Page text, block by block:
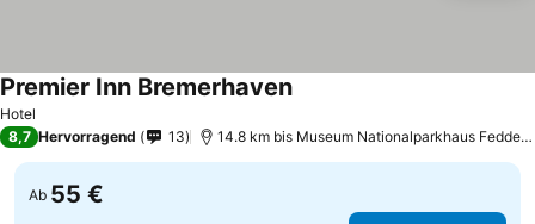
Hotel
Premier Inn BremerhavenPreise sehen
8,7 Hervorragend 13 14.8 km bis Museum Nationalparkhaus
Ab 55 €